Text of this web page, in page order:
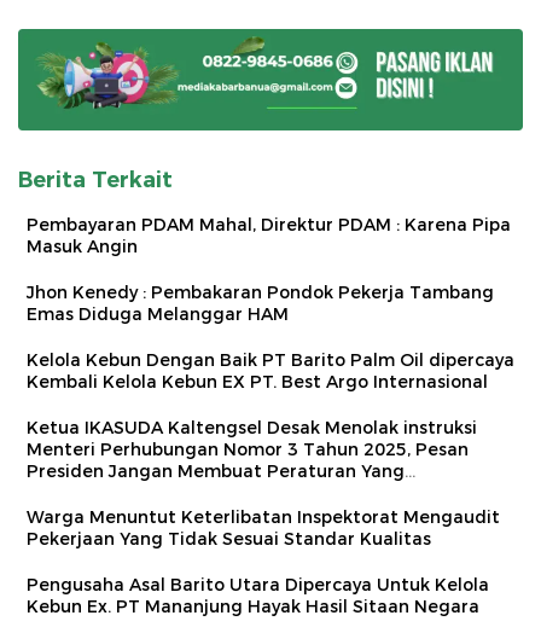
Berita Terkait
Pembayaran PDAM Mahal, Direktur PDAM : Karena Pipa
Masuk Angin
Jhon Kenedy : Pembakaran Pondok Pekerja Tambang
Emas Diduga Melanggar HAM
Kelola Kebun Dengan Baik PT Barito Palm Oil dipercaya
Kembali Kelola Kebun EX PT. Best Argo Internasional
Ketua IKASUDA Kaltengsel Desak Menolak instruksi
Menteri Perhubungan Nomor 3 Tahun 2025, Pesan
Presiden Jangan Membuat Peraturan Yang
Warga Menuntut Keterlibatan Inspektorat Mengaudit
Pekerjaan Yang Tidak Sesuai Standar Kualitas
Pengusaha Asal Barito Utara Dipercaya Untuk Kelola
Kebun Ex. PT Mananjung Hayak Hasil Sitaan Negara